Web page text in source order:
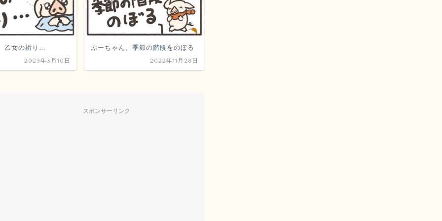
乙女の祈り…
2023年3月10日
ぷーちゃん、季節の階段をのぼる
2022年11月28日
スポンサーリンク